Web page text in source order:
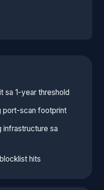
sa 1-year threshold
port-scan footprint
infrastructure sa
hits